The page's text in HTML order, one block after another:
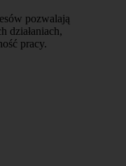
pozwalają
działaniach,
pracy.